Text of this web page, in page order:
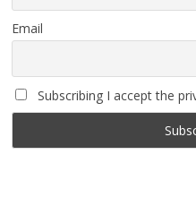
Email
Subscribing I accept the